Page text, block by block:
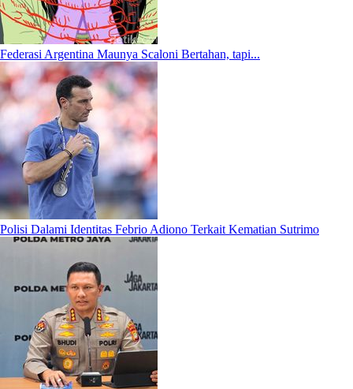
Federasi Argentina Maunya Scaloni Bertahan, tapi...
Polisi Dalami Identitas Febrio Adiono Terkait Kematian Sutrimo